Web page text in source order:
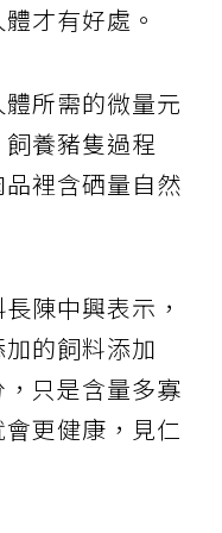
才有好處。
所需的微量元
養豬隻過程
裡含硒量自然
陳中興表示，
加的飼料添加
只是含量多寡
更健康，見仁